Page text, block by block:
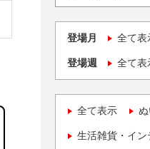
登場月 全て表
登場週 全て表
全て表示
生活雑貨・イン